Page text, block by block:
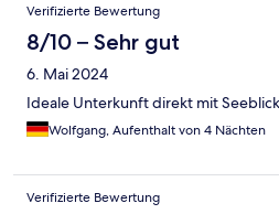
Verifizierte Bewertung
8/10 – Sehr gut
6. Mai 2024
Ideale Unterkunft direkt mit
Wolfgang, Aufenthalt von 4 Nächten
Verifizierte Bewertung